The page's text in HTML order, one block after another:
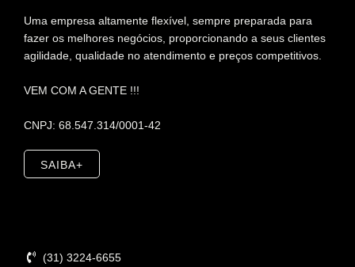
Uma empresa altamente flexível, sempre preparada para
fazer os melhores negócios, proporcionando a seus clientes
agilidade, qualidade no atendimento e preços competitivos.
VEM COM A GENTE !!!
CNPJ: 68.547.314/0001-42
SAIBA+
(31) 3224-6655